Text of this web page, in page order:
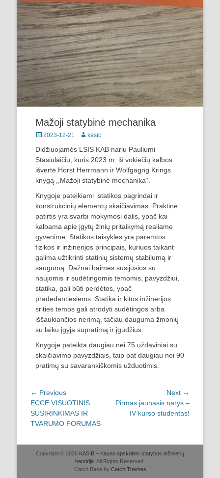
Mažoji statybinė mechanika
Posted
2023-12-21 Author
kasib
Didžiuojamės LSIS KAB nariu Pauliumi
Stasiulaičiu, kuris 2023 m. iš vokiečių kalbos
išvertė Horst Herrmann ir Wolfgagng Krings
knygą ,,Mažoji statybinė mechanika“.
Knygoje pateikiami statikos pagrindai ir
konstrukcinių elementų skaičiavimas. Praktinė
patirtis yra svarbi mokymosi dalis, ypač kai
kalbama apie įgytų žinių pritaikymą realiame
gyvenime. Statikos taisyklės yra paremtos
fizikos ir inžinerijos principais, kuriuos taikant
galima užtikrinti statinių sistemų stabilumą ir
saugumą. Dažnai baimės susijusios su
naujomis ir sudėtingomis temomis, pavyzdžiui,
statika, gali būti perdėtos, ypač
pradedantiesiems. Statika ir kitos inžinerijos
srities temos gali atrodyti sudėtingos arba
iššaukiančios nerimą, tačiau dauguma žmonių
su laiku įgyja supratimą ir įgūdžius.
Knygoje pateikta daugiau nei 75 uždaviniai su
skaičiavimo pavyzdžiais, taip pat daugiau nei 90
pratimų su savarankiškomis užduotimis.
Post
navigation
← Previous
Previous
post:
ECCE VISUOTINIS
SUSIRINKIMAS IR
TVARUMO FORUMAS
Next →
Next
Pirmas jaunasis narys –
IV kurso studentas!
Copyright © 2026 KASIB – Kauno apskrities statybos inžinierių
bendrija . All Rights Reserved.
Catch Base by Catch Themes